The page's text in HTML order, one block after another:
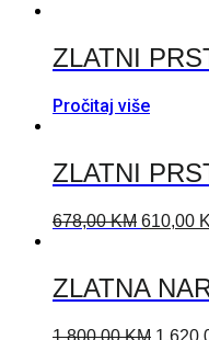
ZLATNI
Pročitaj više
ZLATNI
678,00KM 610,00
ZLATNA
1.800,00KM